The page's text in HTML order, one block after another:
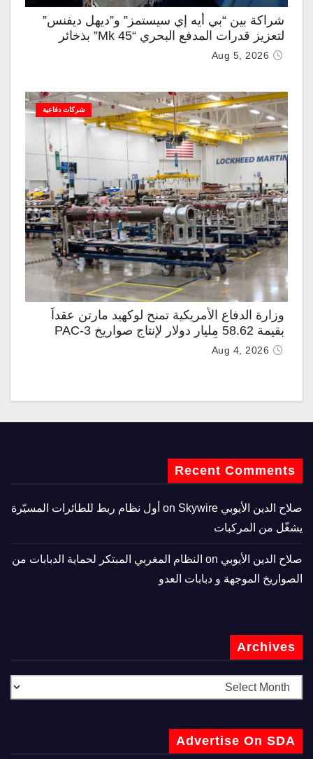
شراكة بين “بي أيه إي سيستمز” و”ديهل ديفنس”
لتعزيز قدرات المدفع البحري “Mk 45” بذخائر
موجهة وصواريخ “IRIS-T”
Aug 5, 2026
شركات دفاعية
وزارة الدفاع الأمريكية تمنح لوكهيد مارتن عقداً
بقيمة 58.62 مليار دولار لإنتاج صواريخ PAC-3
المطوّرة دعماً لـ “ترسانة الحرية”
Aug 4, 2026
Recent Comments
صلاح الدين الأيوبي
Skywire أول نظام ربط للطائرات المسيّرة
يشغّل من المركبات
صلاح الدين الأيوبي
النظام المغربي المبتكر لحماية الدبابات من
الصواريخ الموجهة و دبابات العدو
Archives
Advertise On SDA